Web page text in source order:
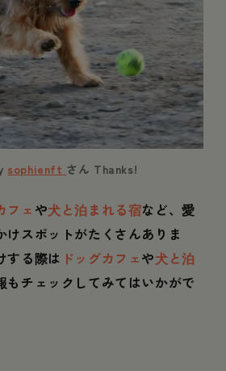
sophienft さん Thanks!
フェ や犬と泊まれる宿など、愛
けスポットがたくさんありま
する際は ドッグカフェや犬と泊
もチェックしてみてはいかがで